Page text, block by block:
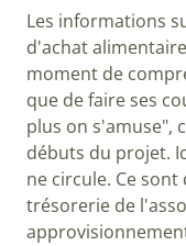
Les informations
d'achat
moment de
que de faire ses
plus on s'amuse",
débuts du projet.
ne circule. Ce
trésorerie de